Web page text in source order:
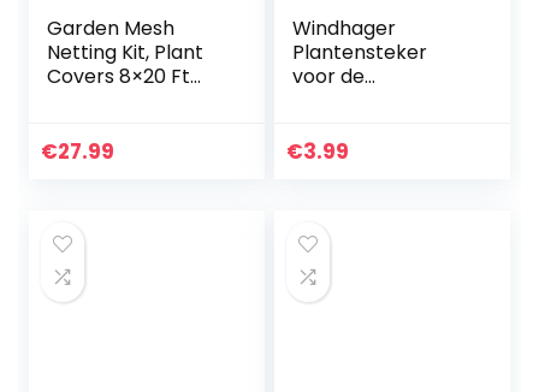
Garden Mesh
Netting Kit, Plant
Covers 8×20 Ft
Hoops & 12 Clips &
€27.99
Windhager
Plantensteker
voor de
aan kokos-
€3.99